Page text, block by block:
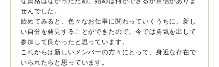
せんでした。
始めてみると、色々なお仕事に関わっていくうちに、新し
い自分を発見することができたので、今では勇気を出して
参加して良かったと思っています。
これからは新しいメンバーの方々にとって、身近な存在で
いられたらと思っています。